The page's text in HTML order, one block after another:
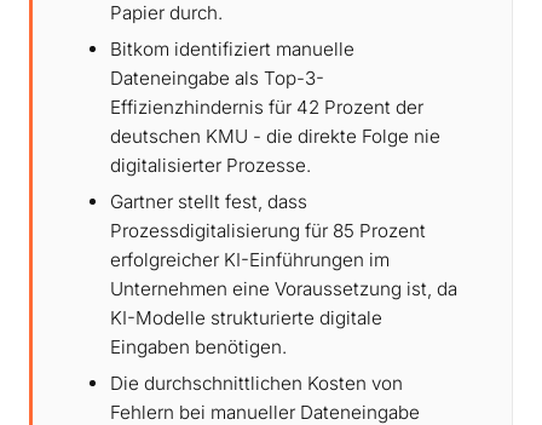
Papier durch.
Bitkom identifiziert manuelle
Dateneingabe als Top-3-
Effizienzhindernis für 42 Prozent der
deutschen KMU - die direkte Folge nie
digitalisierter Prozesse.
Gartner stellt fest, dass
Prozessdigitalisierung für 85 Prozent
erfolgreicher KI-Einführungen im
Unternehmen eine Voraussetzung ist, da
KI-Modelle strukturierte digitale
Eingaben benötigen.
Die durchschnittlichen Kosten von
Fehlern bei manueller Dateneingabe